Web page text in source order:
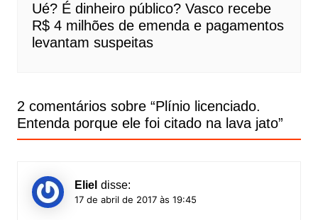
Ué? É dinheiro público? Vasco recebe
R$ 4 milhões de emenda e pagamentos
levantam suspeitas
2 comentários sobre “Plínio licenciado.
Entenda porque ele foi citado na lava jato”
Eliel disse:
17 de abril de 2017 às 19:45